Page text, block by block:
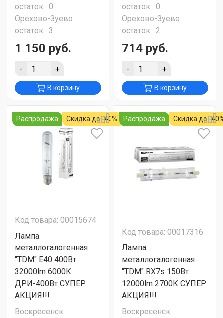
остаток: 0
Орехово-Зуево
остаток: 3
1 150 руб.
- +
В корзину
остаток: 0
Орехово-Зуево
остаток: 2
714 руб.
- +
В корзину
Распродажа Скидка до -40%
Код товара: 00015674
Лампа
металлогалогенная
"TDM" E40 400Вт
32000lm 6000К
ДРИ-400Вт СУПЕР
АКЦИЯ!!!
Воскресенск
Распродажа Скидка до -
Код товара: 00017316
Лампа
металлогалогенная
"TDM" RX7s 150Вт
12000lm 2700К СУПЕР
АКЦИЯ!!!
Воскресенск